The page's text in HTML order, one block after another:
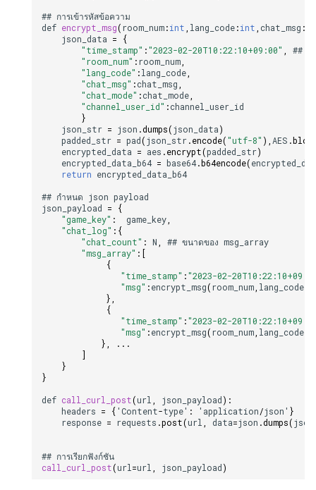
## การเขารหสขอความ
def encrypt_msg(room_num:int lang_code:int chat_msg :
json_data =
{
"time_stamp" :"2023-02-20T10:22:10+09:00" ##
"room_num" :room_num,
"lang_code" :lang_code,
"chat_msg" :chat_msg
"chat_mode" :chat_mode,
"channel_user_id" :channel_user_id
}
json_str = json .dumps(json_data)
padded_str = pad(json_str.encode("utf-8" ), AES .
encrypted_data = aes .encrypt(padded_str)
encrypted_data_b64 = base64.b64encode(
return encrypted_data_b64
## กำหนด json payload
json_payload =
{
"game_key" : game_key,
"chat_log" :{
"chat_count" : N ## ขนาดของ msg_array
"msg_array" : [
{
"time_stamp" :"2023-02-
"msg" :encrypt_msg(room_num, lang_code
},
{
"time_stamp" :"2023-02-
"msg" :encrypt_msg(room_num, lang_code
},
...
]
}
}
def call_curl_post(url json_payload):
headers = {'Content-type' : ' application/json' }
response = requests .post(url data=json .dumps(
## การเรยกฟงกชน
call_curl_post(url =url json_payload)